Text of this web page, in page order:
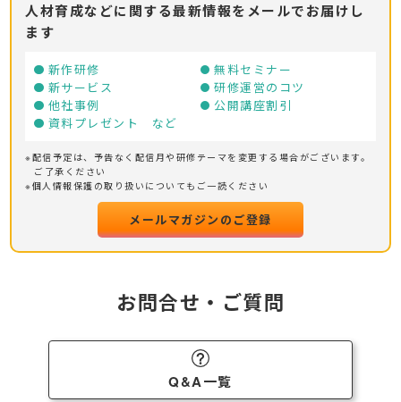
人材育成などに関する最新情報をメールでお届けし
ます
新作研修
無料セミナー
新サービス
研修運営のコツ
他社事例
公開講座割引
資料プレゼント など
※配信予定は、予告なく配信月や研修テーマを変更する場合がございます。
ご了承ください
※個人情報保護の取り扱いについてもご一読ください
メールマガジンのご登録
お問合せ・ご質問
Q&A一覧